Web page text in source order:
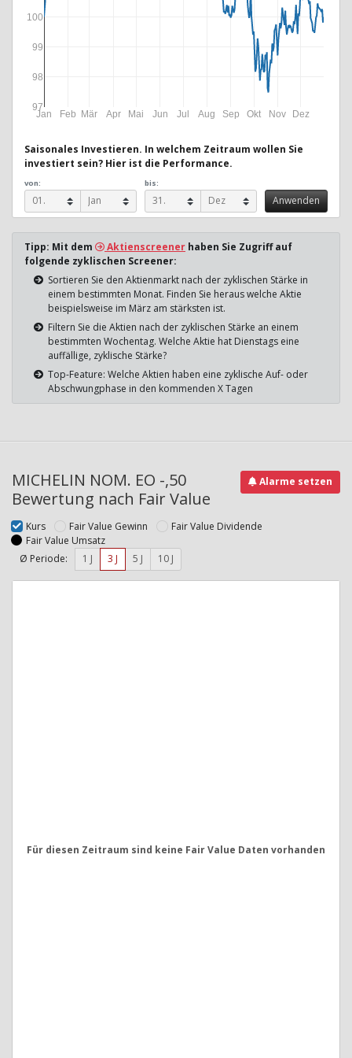
Jan Feb Mär Apr Mai Jun Jul Aug Sep Okt Nov Dez
97
98
99
100
Saisonales Investieren. In welchem Zeitraum wollen Sie
investiert sein? Hier ist die Performance.
von: bis:
Tipp: Mit dem Aktienscreener haben Sie Zugriff auf
folgende zyklischen Screener:
Sortieren Sie den Aktienmarkt nach der zyklischen Stärke in
einem bestimmten Monat. Finden Sie heraus welche Aktie
beispielsweise im März am stärksten ist.
Filtern Sie die Aktien nach der zyklischen Stärke an einem
bestimmten Wochentag. Welche Aktie hat Dienstags eine
auffällige, zyklische Stärke?
Top-Feature: Welche Aktien haben eine zyklische Auf- oder
Abschwungphase in den kommenden X Tagen
MICHELIN NOM. EO -,50
Bewertung nach Fair Value
Alarme setzen
Kurs Fair Value Gewinn
Fair Value Dividende
Fair Value Umsatz
Ø Periode:
1 J 3 J 5 J 10 J
Für diesen Zeitraum sind keine Fair Value Daten vorhanden